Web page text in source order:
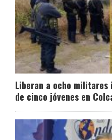
Liberan a ocho
de cinco jóvenes en